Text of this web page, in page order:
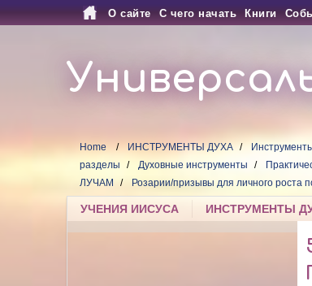
О сайте С чего начать Книги
Home ИНСТРУМЕНТЫ ДУХА
разделы
Духовные инструменты
ЛУЧАМ
Розарии/призывы для личного роста
УЧЕНИЯ ИИСУСА ИНСТРУМЕНТЫ